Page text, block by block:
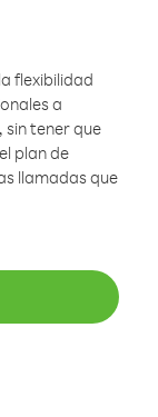
flexibilidad
a
sin tener que
plan de
llamadas que